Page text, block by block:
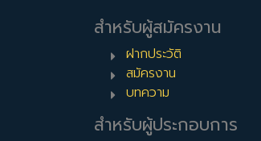
สำหรับผู้สมัครงาน
ฝากประวัติ
สมัครงาน
บทความ
สำหรับผู้ประกอบการ